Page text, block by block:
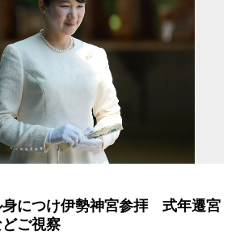
身につけ伊勢神宮参拝 式年遷宮
ご視察